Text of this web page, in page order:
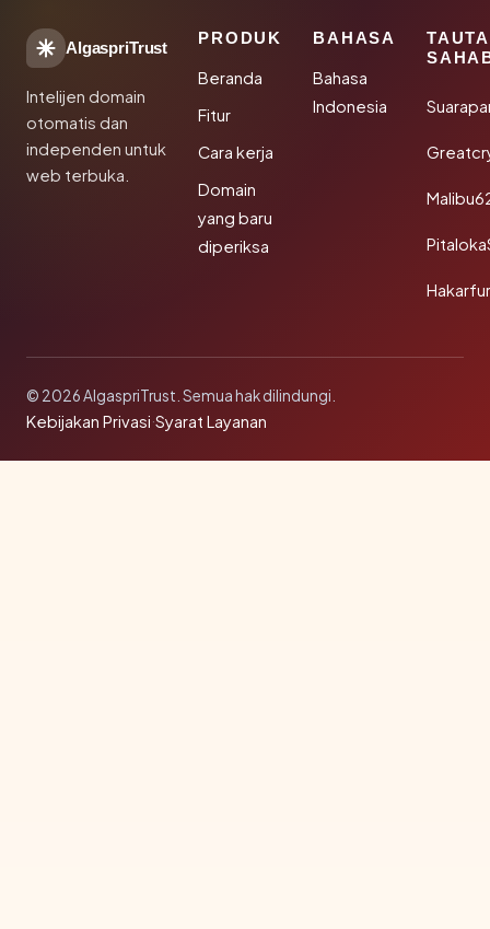
AlgaspriTrust
Intelijen domain
otomatis dan
independen untuk
web terbuka.
PRODUK
Beranda
Fitur
Cara kerja
Domain
yang baru
diperiksa
BAHASA
Bahasa
Indonesia
© 2026 AlgaspriTrust. Semua hak dilindungi.
Kebijakan Privasi·Syarat Layanan